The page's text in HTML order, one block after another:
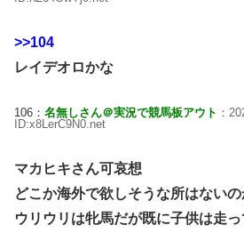
>>104
レイデオロかな
106： 名無しさん＠実況で競馬板アウト ：
ID:x8LerC9N0.net
マカヒキさん可哀想
どこか海外で欲しそうな所はないの
ウリウリは牝馬だが既に子供は走